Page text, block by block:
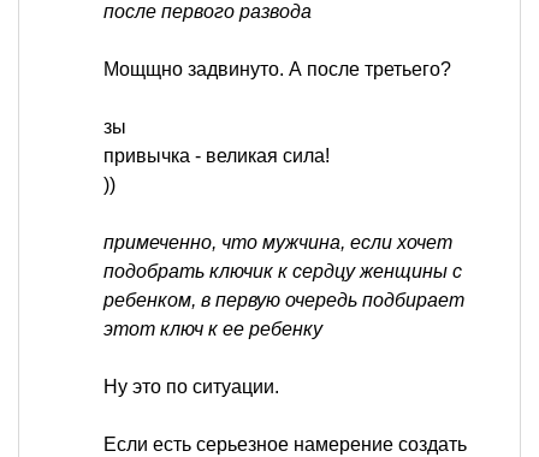
после первого развода
Мощщно задвинуто. А после третьего?
зы
привычка - великая сила!
))
примеченно, что мужчина, если хочет
подобрать ключик к сердцу женщины с
ребенком, в первую очередь подбирает
этот ключ к ее ребенку
Ну это по ситуации.
Если есть серьезное намерение создать